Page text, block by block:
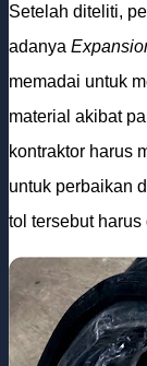
Setelah diteliti,
adanya
memadai untuk
material akibat
kontraktor harus
untuk perbaikan
tol tersebut harus